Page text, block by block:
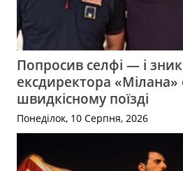
Попросив селфі — і
ексдиректора «Мілана»
швидкісному поїзді
Понеділок, 10 Серпня, 2026